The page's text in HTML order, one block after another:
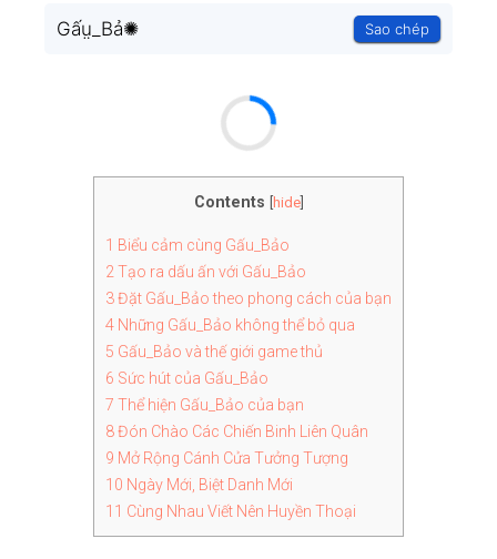
Gấṳ_Bả✺ Sao chép
Contents hide]
1 Biểu cảm cùng Gấu_Bảo
2Tạo ra dấu ấn với Gấu_Bảo
3Đặt Gấu_Bảo theo phong cách của bạn
4 Những Gấu_Bảo không thể bỏ qua
5 Gấu_Bảo và thế giới game thủ
6 Sức hút của Gấu_Bảo
7 Thể hiện Gấu_Bảo của bạn
8Đón Chào Các Chiến Binh Liên Quân
9 Mở Rộng Cánh Cửa Tưởng Tượng
10 Ngày Mới, Biệt Danh Mới
11 Cùng Nhau Viết Nên Huyền Thoại